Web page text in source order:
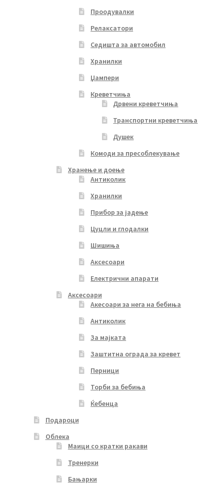
Проодувалки
Релаксатори
Седишта за автомобил
Хранилки
Џампери
Креветчиња
Дрвени креветчиња
Транспортни креветчиња
Душек
Комоди за пресоблекување
Хранење и доење
Антиколик
Хранилки
Прибор за јадење
Цуцли и глодалки
Шишиња
Аксесоари
Електрични апарати
Аксесоари
Акесоари за нега на бебиња
Антиколик
За мајката
Заштитна ограда за кревет
Перници
Торби за бебиња
Ќебенца
Подароци
Облека
Маици со кратки ракави
Тренерки
Бањарки